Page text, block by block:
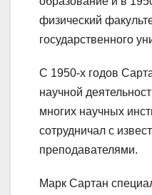
физический
государственного
С 1950-х годов
научной
многих научных
сотрудничал с
преподавателями.
Марк Сартан